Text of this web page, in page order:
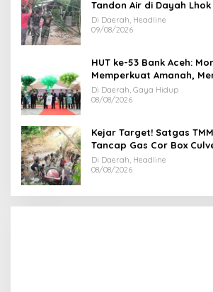
Tandon Air di Dayah
Jeda
Di Daerah, Headline
09/08/2026
HUT ke-53 Bank Aceh:
Memperkuat Amanah,
Keberkahan Bagi Aceh
Di Daerah, Gaya Hidup
08/08/2026
Kejar Target! Satgas
Tancap Gas Cor Box
Di Daerah, Headline
08/08/2026